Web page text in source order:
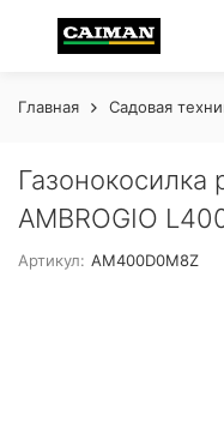
Главная Садовая
Газонокосилка
AMBROGIO
Артикул: AM400D0M8Z